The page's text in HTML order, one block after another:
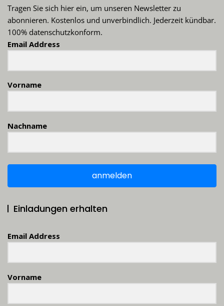
Tragen Sie sich hier ein, um unseren Newsletter zu
abonnieren. Kostenlos und unverbindlich. Jederzeit kündbar.
100% datenschutzkonform.
Email Address
Vorname
Nachname
anmelden
Einladungen erhalten
Email Address
Vorname